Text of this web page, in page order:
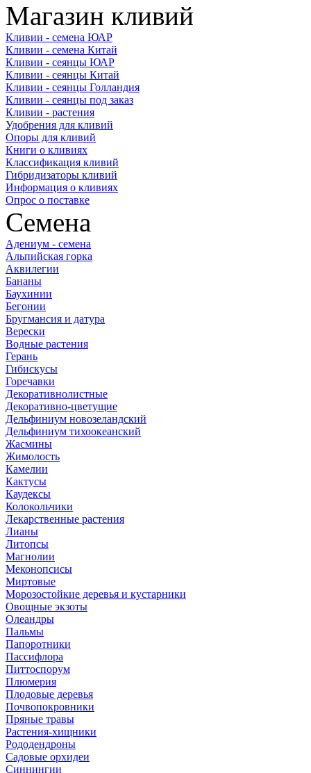
Магазин кливий
Кливии - семена ЮАР
Кливии - семена Китай
Кливии - сеянцы ЮАР
Кливии - сеянцы Китай
Кливии - сеянцы Голландия
Кливии - сеянцы под заказ
Кливии - растения
Удобрения для кливий
Опоры для кливий
Книги о кливиях
Классификация кливий
Гибридизаторы кливий
Информация о кливиях
Опрос о поставке
Семена
Адениум - семена
Альпийская горка
Аквилегии
Бананы
Баухинии
Бегонии
Бругмансия и датура
Верески
Водные растения
Герань
Гибискусы
Горечавки
Декоративнолистные
Декоративно-цветущие
Дельфиниум новозеландский
Дельфиниум тихоокеанский
Жасмины
Жимолость
Камелии
Кактусы
Каудексы
Колокольчики
Лекарственные растения
Лианы
Литопсы
Магнолии
Меконопсисы
Миртовые
Морозостойкие деревья и кустарники
Овощные экзоты
Олеандры
Пальмы
Папоротники
Пассифлора
Питтоспорум
Плюмерия
Плодовые деревья
Почвопокровники
Пряные травы
Растения-хищники
Рододендроны
Садовые орхидеи
Синнингии